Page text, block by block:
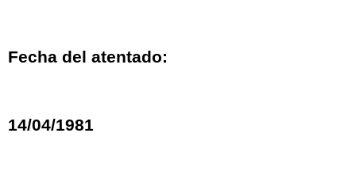
Fecha del atentado:
14/04/1981